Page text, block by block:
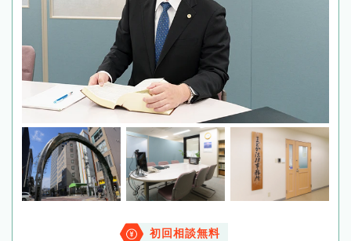
初回相談無料